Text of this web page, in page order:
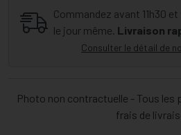
Commandez avant 11h30
le jour même. Livraison
Consulter le détail de
Photo non contractuelle - Tous les
frais de